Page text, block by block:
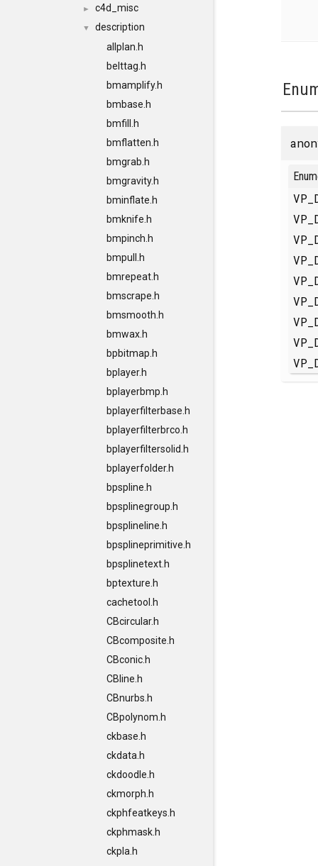
► c4d_misc
▼
description
allplan.h
belttag.h
bmamplify.h
bmbase.h
bmfill.h
bmflatten.h
bmgrab.h
bmgravity.h
bminflate.h
bmknife.h
bmpinch.h
bmpull.h
bmrepeat.h
bmscrape.h
bmsmooth.h
bmwax.h
bpbitmap.h
bplayer.h
bplayerbmp.h
bplayerfilterbase.h
bplayerfilterbrco.h
bplayerfiltersolid.h
bplayerfolder.h
bpspline.h
bpsplinegroup.h
bpsplineline.h
bpsplineprimitive.h
bpsplinetext.h
bptexture.h
cachetool.h
CBcircular.h
CBcomposite.h
CBconic.h
CBline.h
CBnurbs.h
CBpolynom.h
ckbase.h
ckdata.h
ckdoodle.h
ckmorph.h
ckphfeatkeys.h
ckphmask.h
ckpla.h